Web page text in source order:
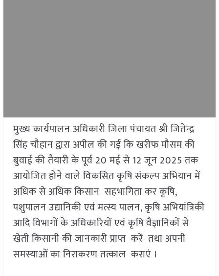
मुख्य कार्यपालन अधिकारी जिला पंचायत श्री जितेन्द्र
सिंह चौहान द्वारा अपील की गई कि खरीफ मौसम की
बुवाई की तैयारी के पूर्व 20 मई से 12 जून 2025 तक
आयोजित होने वाले विकसित कृषि संकल्प अभियान में
अधिक से अधिक किसान सहभागिता कर कृषि,
पशुपालन उद्यानिकी एवं मत्स्य पालन, कृषि अभियांत्रिकी
आदि विभागों के अधिकारियों एवं कृषि वैज्ञानिकों से
खेती किसानी की जानकारी प्राप्त करें तथा अपनी
समस्याओं का निराकरण तत्काल कराएं ।